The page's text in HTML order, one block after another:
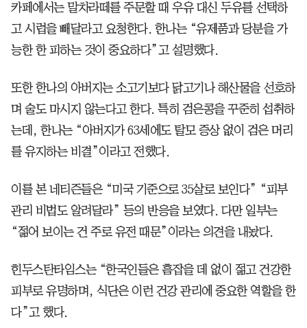
카페에서는 말차라떼를 주문할 때 우유 대신 두유를 선택하
고 시럽을 빼달라고 요청한다. 한나는 “유제품과 당분을 가
능한 한 피하는 것이 중요하다”고 설명했다.
또한 한나의 아버지는 소고기보다 닭고기나 해산물을 선호하
며 술도 마시지 않는다고 한다. 특히 검은콩을 꾸준히 섭취하
는데, 한나는 “아버지가 63세에도 탈모 증상 없이 검은 머리
를 유지하는 비결”이라고 전했다.
이를 본 네티즌들은 “미국 기준으로 35살로 보인다” “피부
관리 비법도 알려달라” 등의 반응을 보였다. 다만 일부는
“젊어 보이는 건 주로 유전 때문”이라는 의견을 내놨다.
힌두스탄타임스는 “한국인들은 흠잡을 데 없이 젊고 건강한
피부로 유명하며, 식단은 이런 건강 관리에 중요한 역할을 한
다”고 했다.